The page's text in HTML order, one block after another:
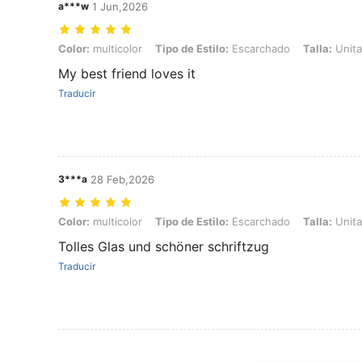
a***w 1 Jun,2026
Color: multicolor, Tipo de Estilo: Escarchado, Talla: Unitalla
Color: multicolor Tipo de Estilo: Escarchado Talla:
My best friend loves it
Traducir
3***a 28 Feb,2026
Color: multicolor, Tipo de Estilo: Escarchado, Talla: Unitalla
Color: multicolor Tipo de Estilo: Escarchado Talla:
Tolles Glas und schöner schriftzug
Traducir